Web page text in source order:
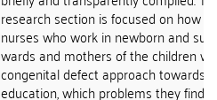
research section is focused on how
nurses who work in newborn and
wards and mothers of the children
congenital defect approach towards
education, which problems they find